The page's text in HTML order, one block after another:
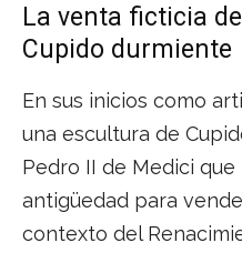
La venta ficticia
Cupido durmiente
En sus inicios como
una escultura de
Pedro II de Medici
antigüedad para
contexto del